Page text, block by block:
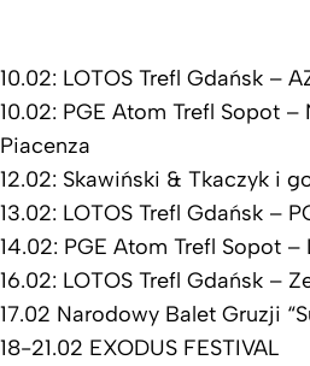
10.02: LOTOS Trefl Gdańsk –
10.02: PGE Atom Trefl Sopot
Piacenza
12.02: Skawiński & Tkaczyk i
13.02: LOTOS Trefl Gdańsk –
14.02: PGE Atom Trefl Sopot
16.02: LOTOS Trefl Gdańsk –
17.02 Narodowy Balet Gruzji
18-21.02 EXODUS FESTIVAL